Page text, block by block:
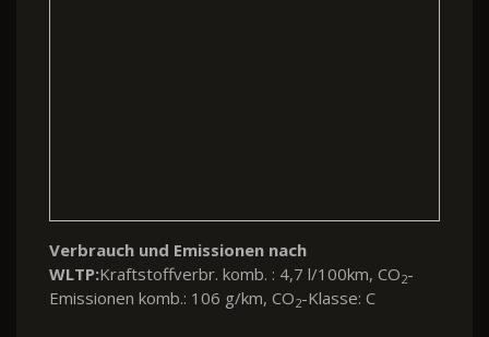
Verbrauch und Emissionen nach
WLTP:Kraftstoffverbr. komb. : 4,7 l/100km, CO2-
Emissionen komb.: 106 g/km, CO2-Klasse: C